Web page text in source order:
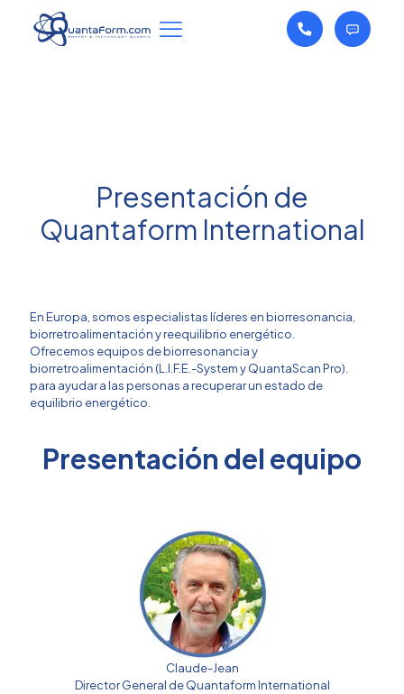
Presentación de
Quantaform International
En Europa, somos especialistas líderes en biorresonancia,
biorretroalimentación y reequilibrio energético.
Ofrecemos equipos de biorresonancia y
biorretroalimentación (L.I.F.E.-System y QuantaScan Pro).
para ayudar a las personas a recuperar un estado de
equilibrio energético.
Presentación del equipo
Claude-Jean
Director General de Quantaform International